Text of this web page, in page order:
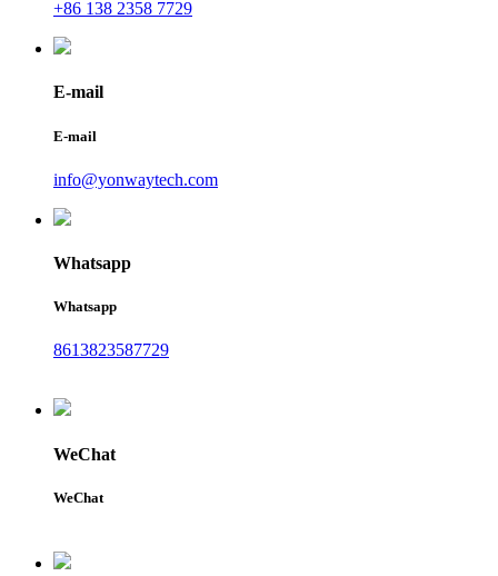
+86 138 2358 7729
E-mail
E-mail
info@yonwaytech.com
Whatsapp
Whatsapp
8613823587729
WeChat
WeChat